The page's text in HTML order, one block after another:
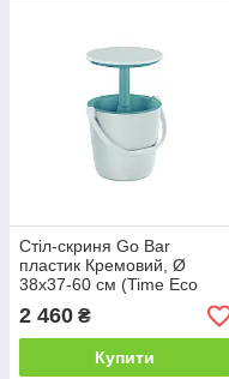
Стіл-скриня Go Bar
пластик Кремовий, Ø
38х37-60 см (Time Eco
TM)
2 460 ₴
Купити